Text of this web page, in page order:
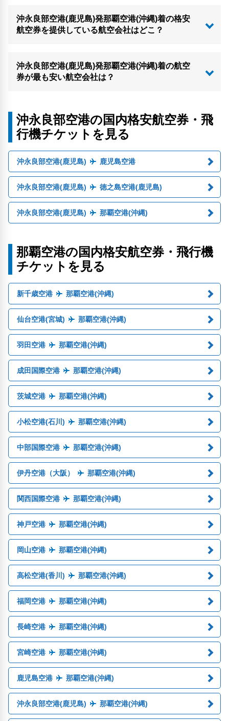
沖永良部空港(鹿児島)発那覇空港(沖縄)着の格安
航空券を提供している航空会社はどこ？
沖永良部空港(鹿児島)発那覇空港(沖縄)着の航空
券が最も安い航空会社は？
沖永良部空港の国内格安航空券・飛
行機チケットを見る
沖永良部空港(鹿児島) 鹿児島空港
沖永良部空港(鹿児島) 徳之島空港(鹿児島)
沖永良部空港(鹿児島) 那覇空港(沖縄)
那覇空港の国内格安航空券・飛行機
チケットを見る
新千歳空港 那覇空港(沖縄)
仙台空港(宮城) 那覇空港(沖縄)
羽田空港 那覇空港(沖縄)
成田国際空港 那覇空港(沖縄)
茨城空港 那覇空港(沖縄)
小松空港(石川) 那覇空港(沖縄)
中部国際空港 那覇空港(沖縄)
伊丹空港（大阪） 那覇空港(沖縄)
関西国際空港 那覇空港(沖縄)
神戸空港 那覇空港(沖縄)
岡山空港 那覇空港(沖縄)
高松空港(香川) 那覇空港(沖縄)
福岡空港 那覇空港(沖縄)
長崎空港 那覇空港(沖縄)
宮崎空港 那覇空港(沖縄)
鹿児島空港 那覇空港(沖縄)
沖永良部空港(鹿児島) 那覇空港(沖縄)